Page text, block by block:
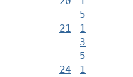
5
21
1
3
5
24
1